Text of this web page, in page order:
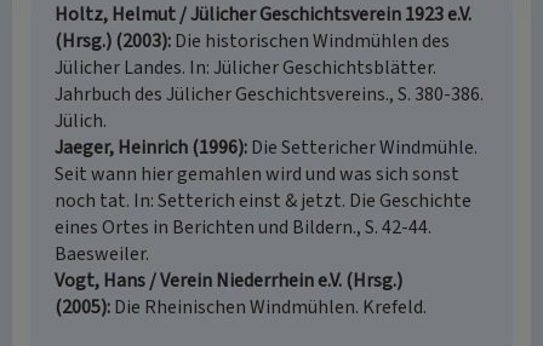
Holtz, Helmut / Jülicher Geschichtsverein 1923 e.V.
(Hrsg.) (2003) Die historischen Windmühlen des
Jülicher Landes. In: Jülicher Geschichtsblätter.
Jahrbuch des Jülicher Geschichtsvereins., S. 380-386.
Jülich.
Jaeger, Heinrich (1996) Die Settericher Windmühle.
Seit wann hier gemahlen wird und was sich sonst
noch tat. In: Setterich einst & jetzt. Die Geschichte
eines Ortes in Berichten und Bildern., S. 42-44.
Baesweiler.
Vogt, Hans / Verein Niederrhein e.V. (Hrsg.)
(2005) Die Rheinischen Windmühlen. Krefeld.